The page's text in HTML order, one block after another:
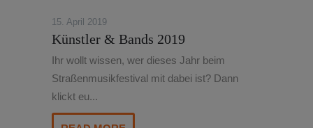
15. April 2019
Künstler & Bands 2019
Ihr wollt wissen, wer dieses Jahr beim
Straßenmusikfestival mit dabei ist? Dann
klickt eu...